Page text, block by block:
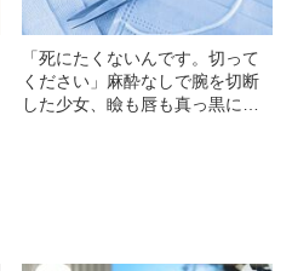
「死にたくないんです。切って
ください」麻酔なしで腕を切断
した少女、瞼も唇も真っ黒に腫